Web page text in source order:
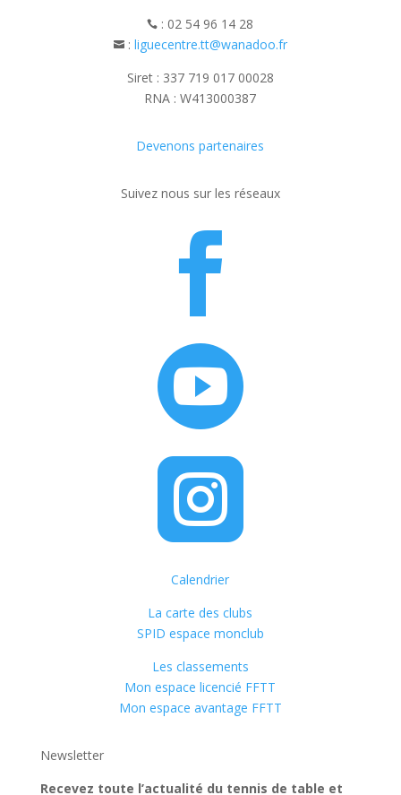
 : 02 54 96 14 28
: liguecentre.tt@wanadoo.fr
Siret : 337 719 017 00028
RNA : W413000387
Devenons partenaires
Suivez nous sur les réseaux



Calendrier
La carte des clubs
SPID espace monclub
Les classements
Mon espace licencié FFTT
Mon espace avantage FFTT
Newsletter
Recevez toute l’actualité du tennis de table et